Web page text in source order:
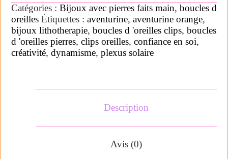
Catégories : Bijoux avec pierres faits main, boucles d
oreilles Étiquettes : aventurine, aventurine orange,
bijoux lithotherapie, boucles d 'oreilles clips, boucles
d 'oreilles pierres, clips oreilles, confiance en soi,
créativité, dynamisme, plexus solaire
Description
Avis (0)